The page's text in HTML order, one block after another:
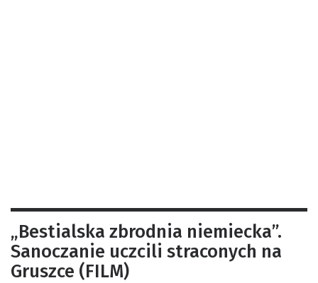
„Bestialska zbrodnia niemiecka”.
Sanoczanie uczcili straconych na
Gruszce (FILM)